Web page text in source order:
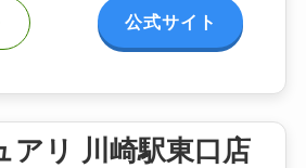
公式サイト
アリ 川崎駅東口店